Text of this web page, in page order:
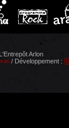
Arlon
/ Développement :